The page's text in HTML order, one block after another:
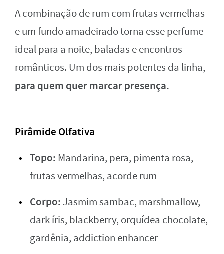
A combinação de rum com frutas vermelhas
e um fundo amadeirado torna esse perfume
ideal para a noite, baladas e encontros
românticos. Um dos mais potentes da linha,
para quem quer marcar presença.
Pirâmide Olfativa
Topo: Mandarina, pera, pimenta rosa,
frutas vermelhas, acorde rum
Corpo: Jasmim sambac, marshmallow,
dark íris, blackberry, orquídea chocolate,
gardênia, addiction enhancer